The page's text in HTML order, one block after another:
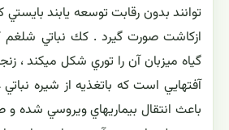
توانند بدون رقابت توسعه يابند
ازكاشت صورت گيرد . كك نباتي شلغم
گياه ميزبان آن را توري شكل ميكند ،
آفتهايي است كه باتغذيه از شيره
باعث انتقال بيماريهاي ويروسي شده